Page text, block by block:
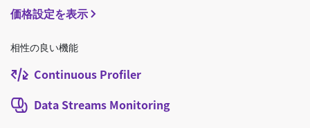
価格設定を表示
相性の良い機能
Continuous Profiler
Data Streams Monitoring